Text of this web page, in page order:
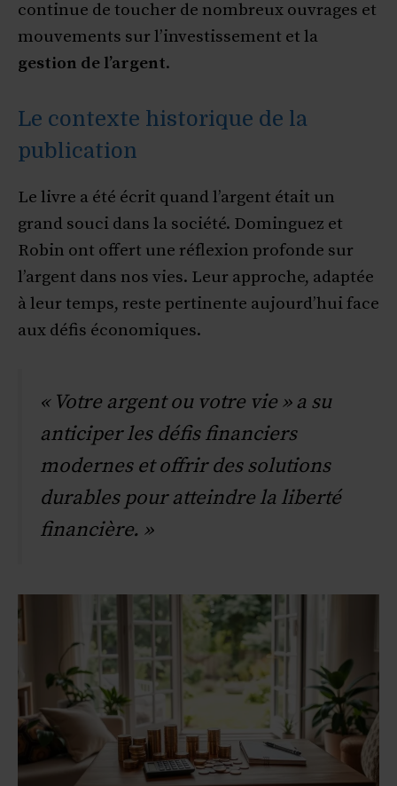
continue de toucher de nombreux ouvrages et
mouvements sur l’investissement et la
gestion de l’argent.
Le contexte historique de la
publication
Le livre a été écrit quand l’argent était un
grand souci dans la société. Dominguez et
Robin ont offert une réflexion profonde sur
l’argent dans nos vies. Leur approche, adaptée
à leur temps, reste pertinente aujourd’hui face
aux défis économiques.
« Votre argent ou votre vie » a su
anticiper les défis financiers
modernes et offrir des solutions
durables pour atteindre la liberté
financière. »